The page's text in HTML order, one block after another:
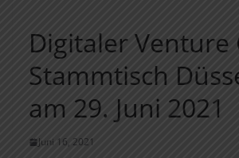
Digitaler Venture
Stammtisch
am 29. Juni 2021
Juni 16, 2021